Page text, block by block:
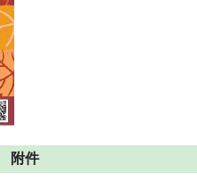
附件